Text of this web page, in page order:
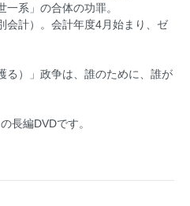
一系」の合体の功罪。
会計）。会計年度4月始まり、ゼ
る）」政争は、誰のために、誰が
長編DVDです。